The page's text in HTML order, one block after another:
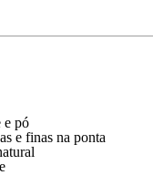
e pó
e finas na ponta